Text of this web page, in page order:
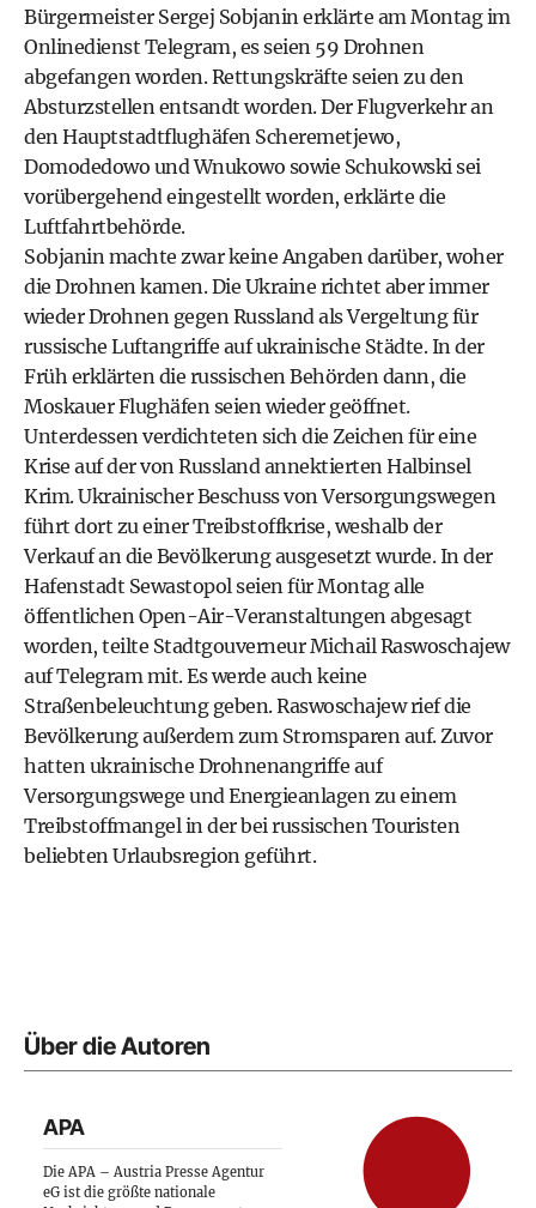
Bürgermeister Sergej Sobjanin erklärte am Montag im
Onlinedienst Telegram, es seien 59 Drohnen
abgefangen worden. Rettungskräfte seien zu den
Absturzstellen entsandt worden. Der Flugverkehr an
den Hauptstadtflughäfen Scheremetjewo,
Domodedowo und Wnukowo sowie Schukowski sei
vorübergehend eingestellt worden, erklärte die
Luftfahrtbehörde.
Sobjanin machte zwar keine Angaben darüber, woher
die Drohnen kamen. Die Ukraine richtet aber immer
wieder Drohnen gegen Russland als Vergeltung für
russische Luftangriffe auf ukrainische Städte. In der
Früh erklärten die russischen Behörden dann, die
Moskauer Flughäfen seien wieder geöffnet.
Unterdessen verdichteten sich die Zeichen für eine
Krise auf der von Russland annektierten Halbinsel
Krim. Ukrainischer Beschuss von Versorgungswegen
führt dort zu einer Treibstoffkrise, weshalb der
Verkauf an die Bevölkerung ausgesetzt wurde. In der
Hafenstadt Sewastopol seien für Montag alle
öffentlichen Open-Air-Veranstaltungen abgesagt
worden, teilte Stadtgouverneur Michail Raswoschajew
auf Telegram mit. Es werde auch keine
Straßenbeleuchtung geben. Raswoschajew rief die
Bevölkerung außerdem zum Stromsparen auf. Zuvor
hatten ukrainische Drohnenangriffe auf
Versorgungswege und Energieanlagen zu einem
Treibstoffmangel in der bei russischen Touristen
beliebten Urlaubsregion geführt.
Über die Autoren
APA
Die APA – Austria Presse Agentur
eG ist die größte nationale